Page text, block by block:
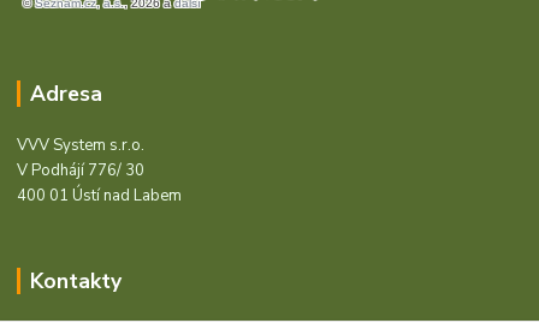
Adresa
VVV System s.r.o.
V Podhájí 776/ 30
400 01 Ústí nad Labem
Kontakty